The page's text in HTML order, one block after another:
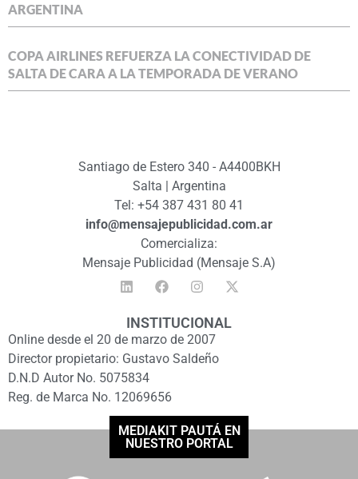
ARGENTINA
COPA AIRLINES REFUERZA LA CONECTIVIDAD DE
SALTA DE CARA A LA TEMPORADA DE VERANO
Santiago de Estero 340 - A4400BKH
Salta | Argentina
Tel: +54 387 431 80 41
info@mensajepublicidad.com.ar
Comercializa:
Mensaje Publicidad (Mensaje S.A)
INSTITUCIONAL
Online desde el 20 de marzo de 2007
Director propietario: Gustavo Saldeño
D.N.D Autor No. 5075834
Reg. de Marca No. 12069656
MEDIAKIT PAUTÁ EN
NUESTRO PORTAL